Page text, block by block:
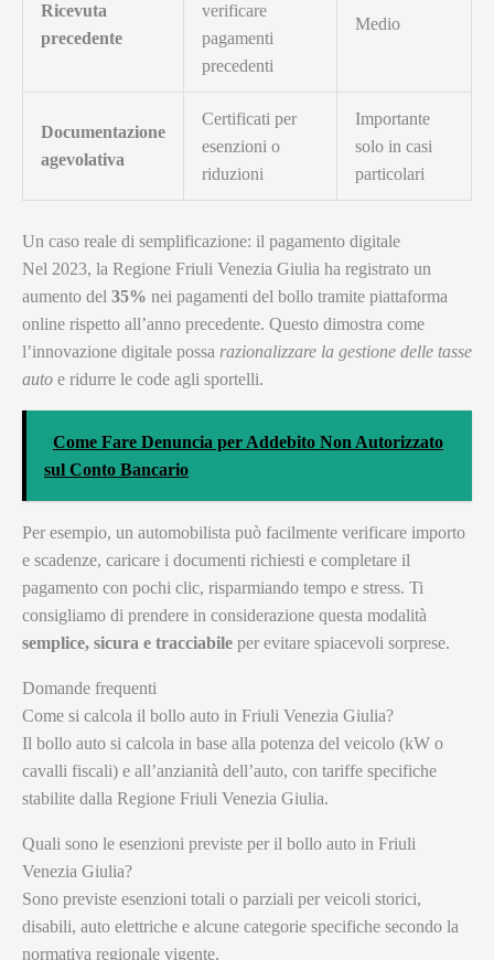
Ricevuta
precedente
verificare
pagamenti
precedenti
Medio
Documentazione
agevolativa
Certificati per
esenzioni o
riduzioni
Importante
solo in casi
particolari
Un caso reale di semplificazione: il pagamento digitale
Nel 2023, la Regione Friuli Venezia Giulia ha registrato un
aumento del 35% nei pagamenti del bollo tramite piattaforma
online rispetto all’anno precedente. Questo dimostra come
l’innovazione digitale possa razionalizzare la gestione delle tasse
auto e ridurre le code agli sportelli.
Come Fare Denuncia per Addebito Non Autorizzato
sul Conto Bancario
Per esempio, un automobilista può facilmente verificare importo
e scadenze, caricare i documenti richiesti e completare il
pagamento con pochi clic, risparmiando tempo e stress. Ti
consigliamo di prendere in considerazione questa modalità
semplice, sicura e tracciabile per evitare spiacevoli sorprese.
Domande frequenti
Come si calcola il bollo auto in Friuli Venezia Giulia?
Il bollo auto si calcola in base alla potenza del veicolo (kW o
cavalli fiscali) e all’anzianità dell’auto, con tariffe specifiche
stabilite dalla Regione Friuli Venezia Giulia.
Quali sono le esenzioni previste per il bollo auto in Friuli
Venezia Giulia?
Sono previste esenzioni totali o parziali per veicoli storici,
disabili, auto elettriche e alcune categorie specifiche secondo la
normativa regionale vigente.